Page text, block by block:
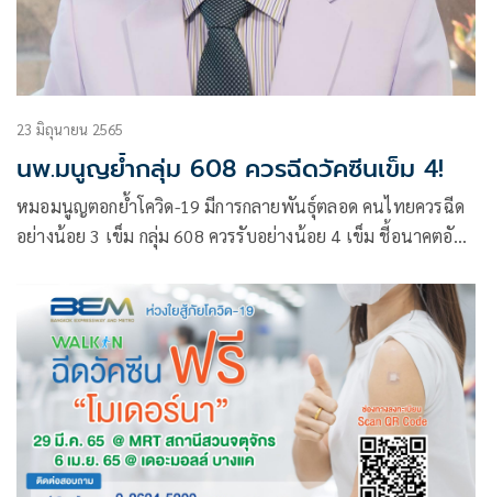
23 มิถุนายน 2565
นพ.มนูญย้ำกลุ่ม 608 ควรฉีดวัคซีนเข็ม 4!
หมอมนูญตอกย้ำโควิด-19 มีการกลายพันธุ์ตลอด คนไทยควรฉีด
อย่างน้อย 3 เข็ม กลุ่ม 608 ควรรับอย่างน้อย 4 เข็ม ชี้อนาคตอัน